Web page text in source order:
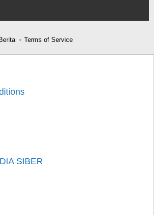
Terms of Service
SIBER